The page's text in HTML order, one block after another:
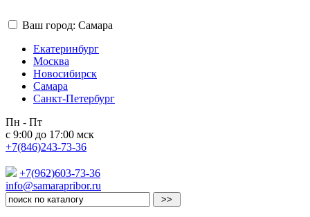
Ваш город: Самара
Екатеринбург
Москва
Новосибирск
Самара
Санкт-Петербург
Пн - Пт
с 9:00 до 17:00 мск
+7(846)243-73-36
+7(962)603-73-36
info@samarapribor.ru